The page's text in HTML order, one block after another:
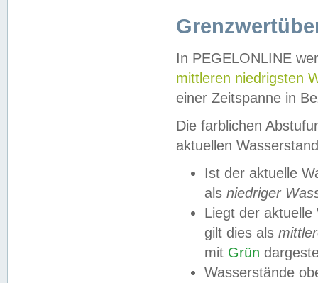
In PEGELONLINE
mittleren niedrigsten
einer Zeitspanne in
Die farblichen
aktuellen
Ist der aktuelle
als niedriger
Liegt der
gilt dies als
mit Grün
Wasserstände